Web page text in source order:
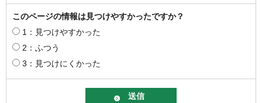
このページの情報は見つけやすかったですか？
1：見つけやすかった
2：ふつう
3：見つけにくかった